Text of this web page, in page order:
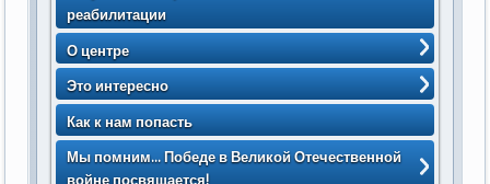
2024 год
2023 год
2022 год
2021 год
2020 год
2019 год
реабилитации
О центре
Персонал
История
> Паспорт
Это интересно
Методики
Программы
Фото заездов
Календарь памятных дат
Как к нам попасть
Мы помним... Победе в Великой Отечественной
войне посвящается!